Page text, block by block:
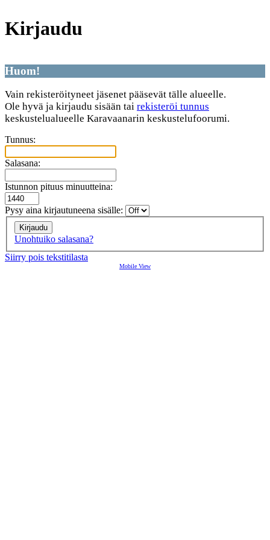
Kirjaudu
Huom!
Vain rekisteröityneet jäsenet pääsevät tälle alueelle.
Ole hyvä ja kirjaudu sisään tai rekisteröi tunnus
keskustelualueelle Karavaanarin keskustelufoorumi.
Tunnus:
Salasana:
Istunnon pituus minuutteina:
Pysy aina kirjautuneena sisälle:
Unohtuiko salasana?
Siirry pois tekstitilasta
Mobile View